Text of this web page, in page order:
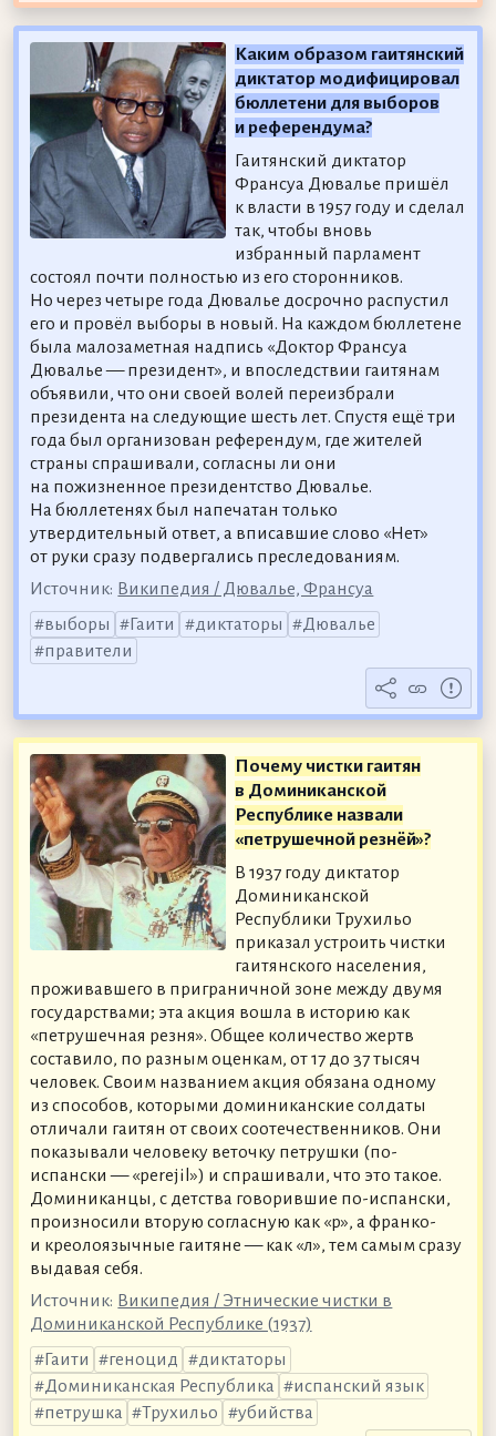
Каким образом гаитянский
диктатор модифицировал
бюллетени для выборов
и референдума?
Гаитянский диктатор
Франсуа Дювалье пришёл
к власти в 1957 году и сделал
так, чтобы вновь
избранный парламент
состоял почти полностью из его сторонников.
Но через четыре года Дювалье досрочно распустил
его и провёл выборы в новый. На каждом бюллетене
была малозаметная надпись «Доктор Франсуа
Дювалье — президент», и впоследствии гаитянам
объявили, что они своей волей переизбрали
президента на следующие шесть лет. Спустя ещё три
года был организован референдум, где жителей
страны спрашивали, согласны ли они
на пожизненное президентство Дювалье.
На бюллетенях был напечатан только
утвердительный ответ, а вписавшие слово «Нет»
от руки сразу подвергались преследованиям.
Источник: Википедия / Дювалье, Франсуа
выборы
Гаити диктаторы
Дювалье
правители
Почему чистки гаитян
в Доминиканской
Республике назвали
«петрушечной резнёй»?
В 1937 году диктатор
Доминиканской
Республики Трухильо
приказал устроить чистки
гаитянского населения,
проживавшего в приграничной зоне между двумя
государствами; эта акция вошла в историю как
«петрушечная резня». Общее количество жертв
составило, по разным оценкам, от 17 до 37 тысяч
человек. Своим названием акция обязана одному
из способов, которыми доминиканские солдаты
отличали гаитян от своих соотечественников. Они
показывали человеку веточку петрушки (по-
испански — «perejil») и спрашивали, что это такое.
Доминиканцы, с детства говорившие по-испански,
произносили вторую согласную как «р», а франко-
и креолоязычные гаитяне — как «л», тем самым сразу
выдавая себя.
Источник: Википедия / Этнические чистки в
Доминиканской Республике (1937)
Гаити
геноцид
диктаторы
Доминиканская Республика
испанский язык
петрушка
Трухильо убийства